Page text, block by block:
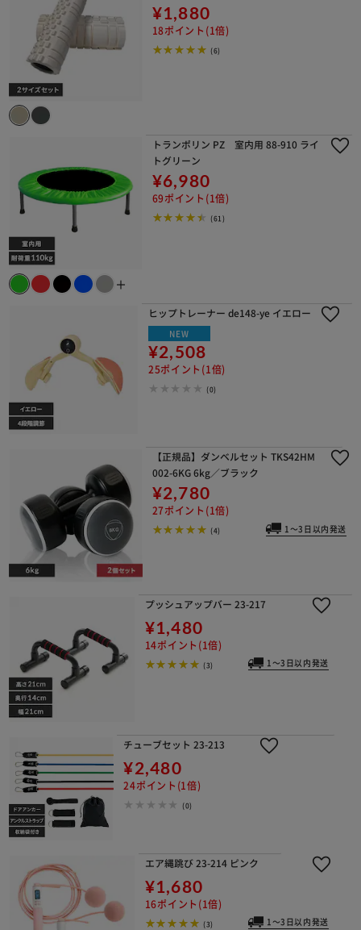
¥1,880
18ポイント(1倍)
(6)
＋
トランポリン PZ 室内用 88-910 ライ
トグリーン
¥6,980
69ポイント(1倍)
(61)
ヒップトレーナー de148-ye イエロー
NEW
¥2,508
25ポイント(1倍)
(0)
【正規品】ダンベルセット TKS42HM
002-6KG 6kg／ブラック
¥2,780
27ポイント(1倍)
(4) 1～3日以内発送
プッシュアップバー 23-217
¥1,480
14ポイント(1倍)
(3) 1～3日以内発送
チューブセット 23-213
¥2,480
24ポイント(1倍)
(0)
エア縄跳び 23-214 ピンク
¥1,680
16ポイント(1倍)
(3) 1～3日以内発送